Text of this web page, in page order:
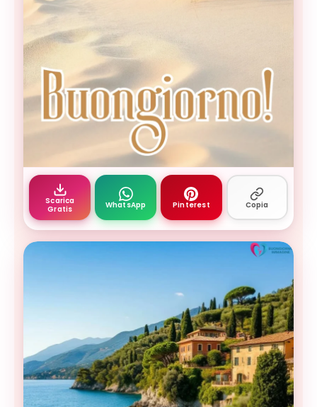
Buongiorno settembre — dune di sabbia bianca
Scarica
Gratis
WhatsApp Pinterest Copia